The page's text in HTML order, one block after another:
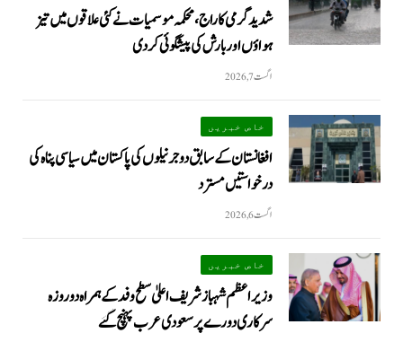
شدید گرمی کا راج، محکمہ موسمیات نے کئی علاقوں میں تیز
ہواؤں اور بارش کی پیشگوئی کر دی
اگست 7, 2026
خاص خبریں
افغانستان کے سابق دو جرنیلوں کی پاکستان میں سیاسی پناہ کی
درخواستیں مسترد
اگست 6, 2026
خاص خبریں
وزیراعظم شہبازشریف اعلیٰ سطح وفد کے ہمراہ دو روزه
سرکاری دورے پر سعودی عرب پہنچ گئے